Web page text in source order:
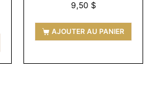
9,50 $
AJOUTER AU PANIER